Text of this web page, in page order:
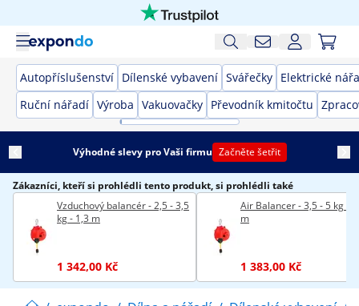
Autopříslušenství Dílenské vybavení Svářečky Elektrické
Ruční nářadí Výroba Vakuovačky Převodník kmitočtu
Výhodné slevy pro Vaši firmu Začněte šetřit
Zákazníci, kteří si prohlédli tento produkt, si prohlédli také
Vzduchový balancér - 2,5 - 3,5
kg - 1,3 m
1 342,00 Kč
Air Balancer - 3,5 - 5 kg -
m
1 383,00 Kč